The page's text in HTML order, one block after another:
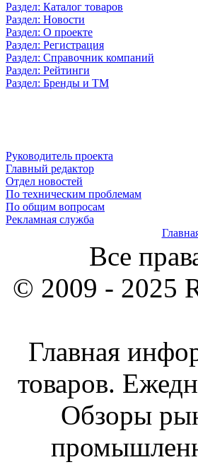
Раздел: Каталог товаров
Раздел: Новости
Раздел: О проекте
Раздел: Регистрация
Раздел: Справочник компаний
Раздел: Рейтинги
Раздел: Бренды и ТМ
Руководитель проекта
Главный редактор
Отдел новостей
По техническим проблемам
По общим вопросам
Рекламная служба
Все
© 2009 - 2025
Главная
товаров.
Обзоры